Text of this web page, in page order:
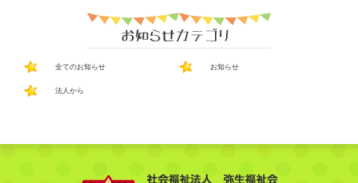
全てのお知らせ お知らせ
法人から